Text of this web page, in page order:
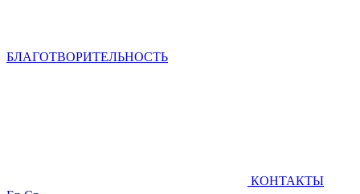
БЛАГОТВОРИТЕЛЬНОСТЬ
КОНТАКТЫ